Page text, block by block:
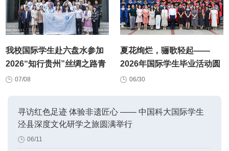
我校国际学生赴六盘水参加
2026“知行贵州”丝绸之路青
年交流计划
07/08
夏花绚烂，骊歌轻起——
2026年国际学生毕业活动圆
满落幕
06/30
寻访红色足迹 体验非遗匠心 —— 中国科大国际学生
泾县深度文化研学之旅圆满举行
06/11